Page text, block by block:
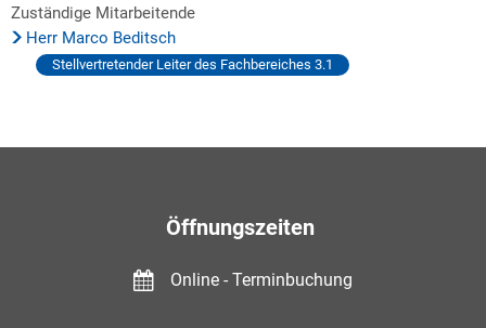
Zuständige Mitarbeitende
Herr Marco Beditsch
Stellvertretender Leiter des Fachbereiches 3.1
Öffnungszeiten
Online - Terminbuchung